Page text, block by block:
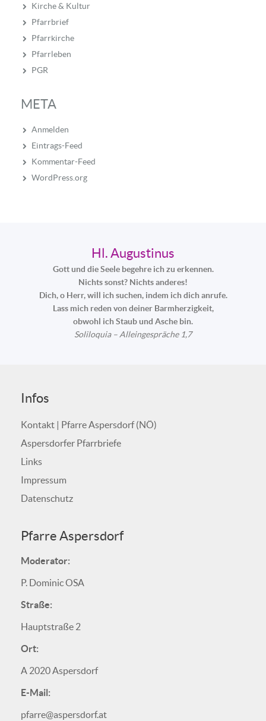
Kirche & Kultur
Pfarrbrief
Pfarrkirche
Pfarrleben
PGR
META
Anmelden
Eintrags-Feed
Kommentar-Feed
WordPress.org
Hl. Augustinus
Gott und die Seele begehre ich zu erkennen.
Nichts sonst? Nichts anderes!
Dich, o Herr, will ich suchen, indem ich dich anrufe.
Lass mich reden von deiner Barmherzigkeit,
obwohl ich Staub und Asche bin.
Soliloquia – Alleingespräche 1,7
Infos
Kontakt | Pfarre Aspersdorf (NÖ)
Aspersdorfer Pfarrbriefe
Links
Impressum
Datenschutz
Pfarre Aspersdorf
Moderator:
P. Dominic OSA
Straße:
Hauptstraße 2
Ort:
A 2020 Aspersdorf
E-Mail:
pfarre@aspersdorf.at